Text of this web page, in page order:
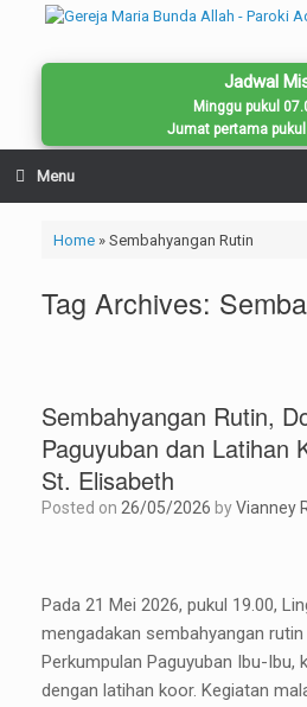
Jadwal
Minggu pukul
Jumat pertama
Menu
Home» Sembahyangan Rutin
Tag Archives:
Sembahyangan Rutin,
Paguyuban dan Latihan
St. Elisabeth
Posted on 26/05/2026 byVianney
Pada 21 Mei 2026, pukul 19.00,
mengadakan sembahyangan
Perkumpulan Paguyuban Ibu-Ibu,
dengan latihan koor. Kegiatan